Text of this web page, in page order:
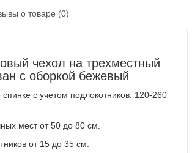
о товаре (0)
чехол на трехместный
с оборкой бежевый
с учетом подлокотников: 120-260
мест от 50 до 80 см.
от 15 до 35 см.